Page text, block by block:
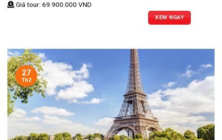
Giá tour: 69.900.000 VND
XEM NGAY
27
Th2